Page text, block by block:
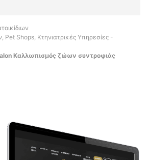
Shops, Κτηνιατρικές Υπηρεσίες -
Καλλωπισμός ζώων συντροφιάς